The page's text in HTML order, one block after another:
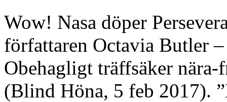
Wow! Nasa döper
författaren Octavia Butler
Obehagligt träffsäker
(Blind Höna, 5 feb 2017).